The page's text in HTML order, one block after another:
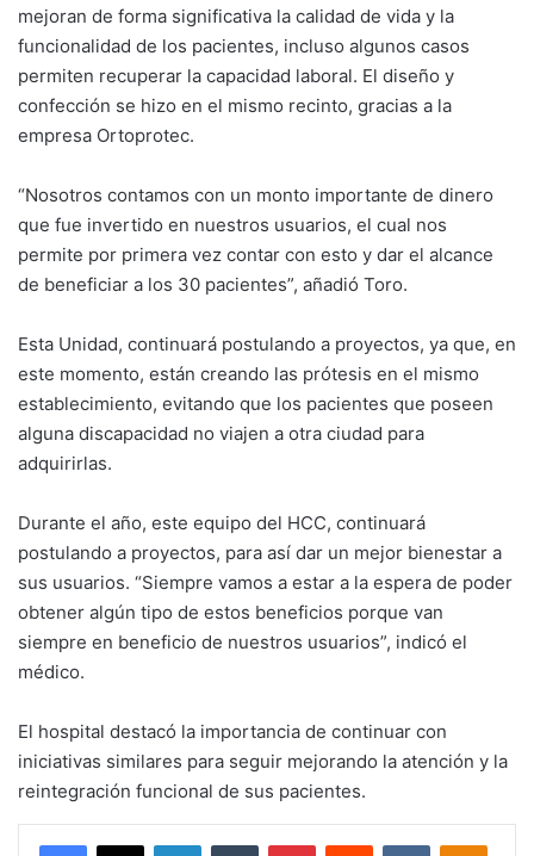
mejoran de forma significativa la calidad de vida y la
funcionalidad de los pacientes, incluso algunos casos
permiten recuperar la capacidad laboral. El diseño y
confección se hizo en el mismo recinto, gracias a la
empresa Ortoprotec.
“Nosotros contamos con un monto importante de dinero
que fue invertido en nuestros usuarios, el cual nos
permite por primera vez contar con esto y dar el alcance
de beneficiar a los 30 pacientes”, añadió Toro.
Esta Unidad, continuará postulando a proyectos, ya que, en
este momento, están creando las prótesis en el mismo
establecimiento, evitando que los pacientes que poseen
alguna discapacidad no viajen a otra ciudad para
adquirirlas.
Durante el año, este equipo del HCC, continuará
postulando a proyectos, para así dar un mejor bienestar a
sus usuarios. “Siempre vamos a estar a la espera de poder
obtener algún tipo de estos beneficios porque van
siempre en beneficio de nuestros usuarios”, indicó el
médico.
El hospital destacó la importancia de continuar con
iniciativas similares para seguir mejorando la atención y la
reintegración funcional de sus pacientes.
Facebook
X LinkedInTumblr PinterestReddit VKontakte